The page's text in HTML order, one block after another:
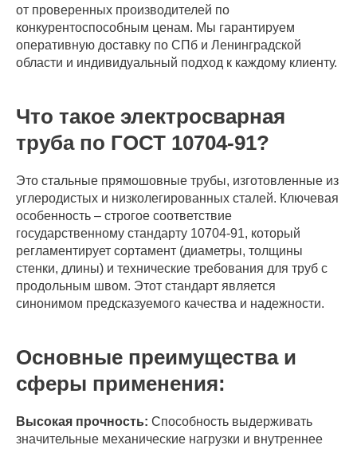
от проверенных производителей по
конкурентоспособным ценам. Мы гарантируем
оперативную доставку по СПб и Ленинградской
области и индивидуальный подход к каждому клиенту.
Что такое электросварная
труба по ГОСТ 10704-91?
Это стальные прямошовные трубы, изготовленные из
углеродистых и низколегированных сталей. Ключевая
особенность – строгое соответствие
государственному стандарту 10704-91, который
регламентирует сортамент (диаметры, толщины
стенки, длины) и технические требования для труб с
продольным швом. Этот стандарт является
синонимом предсказуемого качества и надежности.
Основные преимущества и
сферы применения:
Высокая прочность: Способность выдерживать
значительные механические нагрузки и внутреннее